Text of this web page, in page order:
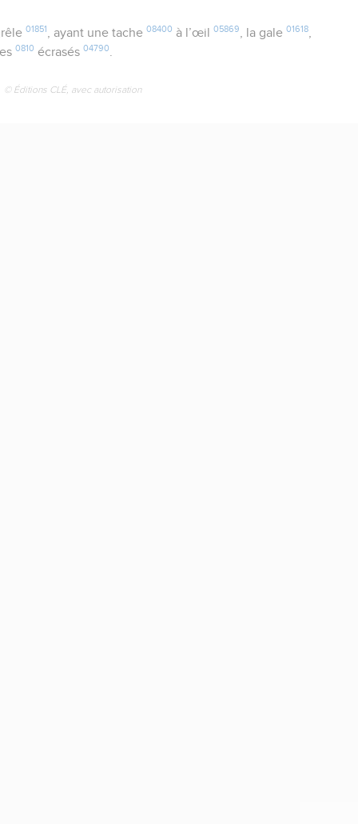
01851 , ayant une tache 08400 à l’œil 05869 , la gale 01618,
0810 écrasés04790.
© Éditions CLÉ, avec autorisation